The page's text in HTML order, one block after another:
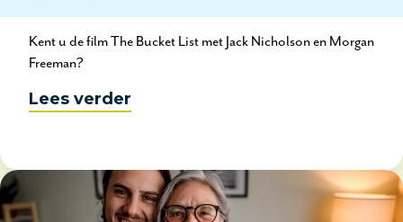
Kent u de film The Bucket List met Jack Nicholson en Morgan
Freeman?
Lees verder